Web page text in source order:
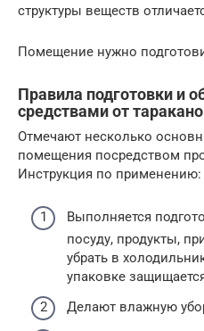
структуры веществ
Помещение нужно
Правила подготовки и
средствами от
Отмечают несколько
помещения посредством
Инструкция по применению:
Выполняется
посуду, продукты,
убрать в
упаковке
Делают влажную